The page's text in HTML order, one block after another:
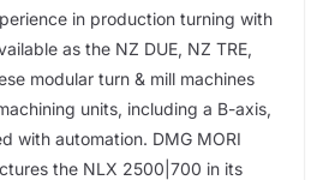
in production turning with
as the NZ DUE, NZ TRE,
modular turn & mill machines
units, including a B-axis,
with automation. DMG MORI
the NLX 2500|700 in its